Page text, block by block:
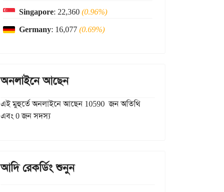
Singapore: 22,360(0.96%)
Germany: 16,077(0.69%)
অনলাইনে আছেন
এই মুহুর্তে অনলাইনে আছেন 10590 জন অতিথি
এবং 0 জন সদস্য
আদি রেকর্ডিং শুনুন